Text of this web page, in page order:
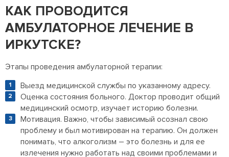
КАК ПРОВОДИТСЯ
АМБУЛАТОРНОЕ ЛЕЧЕНИЕ В
ИРКУТСКЕ?
Этапы проведения амбулаторной терапии:
Выезд медицинской службы по указанному адресу.
Оценка состояния больного. Доктор проводит общий
медицинский осмотр, изучает историю болезни.
Мотивация. Важно, чтобы зависимый осознал свою
проблему и был мотивирован на терапию. Он должен
понимать, что алкоголизм – это болезнь и для ее
излечения нужно работать над своими проблемами и